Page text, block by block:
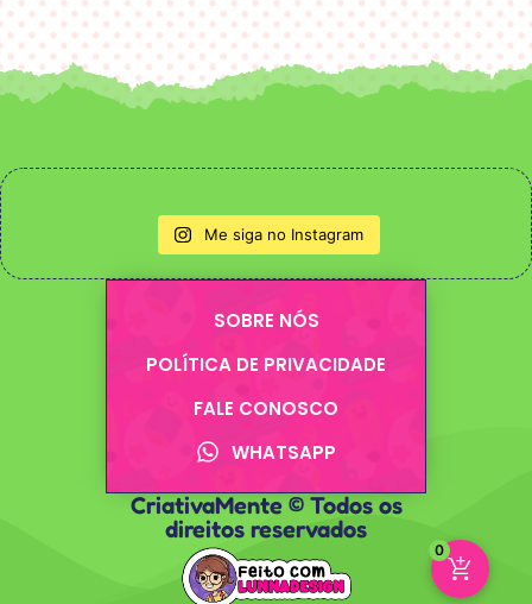
Me siga no Instagram
SOBRE NÓS
POLÍTICA DE PRIVACIDADE
FALE CONOSCO
WHATSAPP
CriativaMente © Todos os
direitos reservados
0